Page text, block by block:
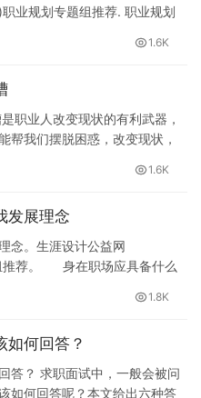
业规划专题组推荐. 职业规划
1.6K
职业人改变现状的有利武器，
帮我们摆脱困惑，改变现状，
1.6K
发展理念
念。生涯设计公益网
推荐。 身在职场应具备什么
1.8K
如何回答？
答？ 求职面试中，一般会被问
如何回答呢？本文给出六种答